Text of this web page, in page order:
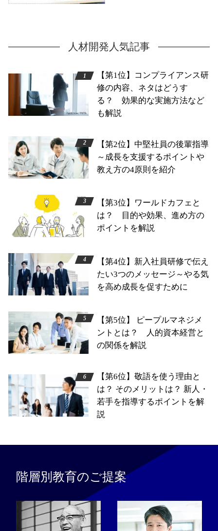
人材開発人気記事
【第1位】コンプライアンス研
修の内容、ネタはどうす
る？ 効果的な実施方法など
も解説
【第2位】中堅社員の後輩指導
～成長を支援するポイントや
教え方の4原則を紹介
【第3位】ワールドカフェと
は？ 目的や効果、進め方の
ポイントを解説
【第4位】新入社員研修で伝え
たい3つのメッセージ～やる気
を高め成長を促すために
【第5位】 ピープルマネジメ
ントとは？ 人的資本経営と
の関係を解説
【第6位】敬語を使う理由と
は？ そのメリットは？ 新人・
若手を指導するポイントを解
説
階層別教育のご提案